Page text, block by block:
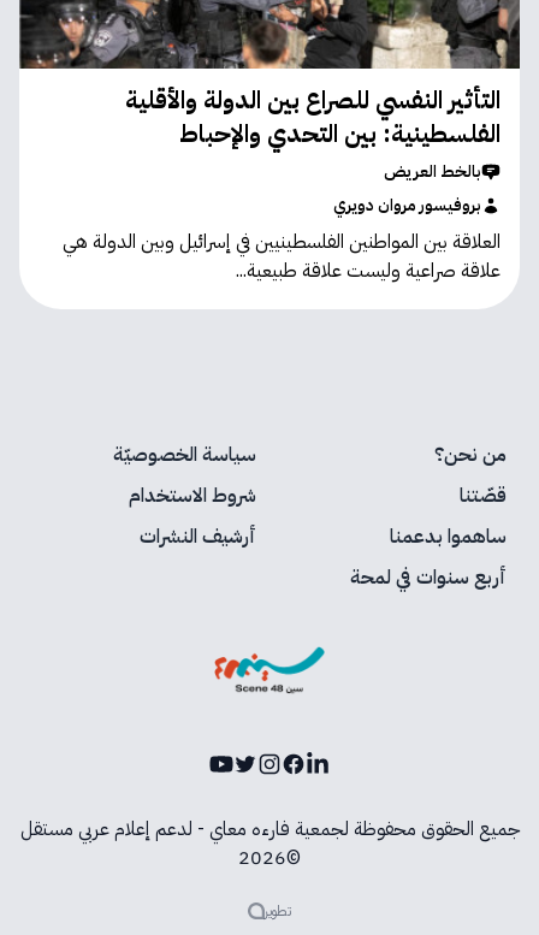
التأثير النفسي للصراع بين الدولة والأقلية
الفلسطينية: بين التحدي والإحباط
بالخط العريض
بروفيسور مروان دويري
العلاقة بين المواطنين الفلسطينيين في إسرائيل وبين الدولة هي
علاقة صراعية وليست علاقة طبيعية...
من نحن؟
سياسة الخصوصيّة
قصّتنا
شروط الاستخدام
ساهموا بدعمنا
أرشيف النشرات
أربع سنوات في لمحة
LinkedIn
Facebook
Instagram
Twitter
Youtube
جميع الحقوق محفوظة لجمعية فارءه معاي - لدعم إعلام عربي مستقل
©2026
تطوير